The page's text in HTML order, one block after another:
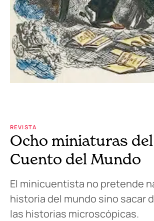
REVISTA
Ocho miniaturas
Cuento del Mundo
El minicuentista no pretende
historia del mundo sino sacar
las historias microscópicas.